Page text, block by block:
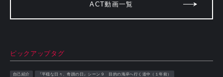
ACT動画一覧
ピックアップタグ
自己紹介 『平穏な日々、奇蹟の日』シーン９ 目的の海岸へ行く道中（１年前）